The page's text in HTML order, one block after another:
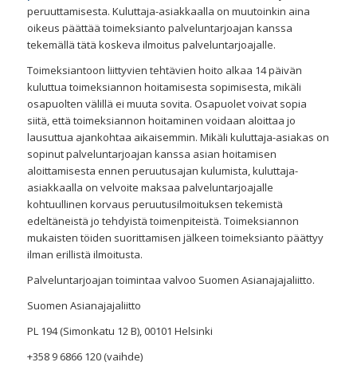
peruuttamisesta. Kuluttaja-asiakkaalla on muutoinkin aina
oikeus päättää toimeksianto palveluntarjoajan kanssa
tekemällä tätä koskeva ilmoitus palveluntarjoajalle.
Toimeksiantoon liittyvien tehtävien hoito alkaa 14 päivän
kuluttua toimeksiannon hoitamisesta sopimisesta, mikäli
osapuolten välillä ei muuta sovita. Osapuolet voivat sopia
siitä, että toimeksiannon hoitaminen voidaan aloittaa jo
lausuttua ajankohtaa aikaisemmin. Mikäli kuluttaja-asiakas on
sopinut palveluntarjoajan kanssa asian hoitamisen
aloittamisesta ennen peruutusajan kulumista, kuluttaja-
asiakkaalla on velvoite maksaa palveluntarjoajalle
kohtuullinen korvaus peruutusilmoituksen tekemistä
edeltäneistä jo tehdyistä toimenpiteistä. Toimeksiannon
mukaisten töiden suorittamisen jälkeen toimeksianto päättyy
ilman erillistä ilmoitusta.
Palveluntarjoajan toimintaa valvoo Suomen Asianajajaliitto.
Suomen Asianajajaliitto
PL 194 (Simonkatu 12 B), 00101 Helsinki
+358 9 6866 120 (vaihde)